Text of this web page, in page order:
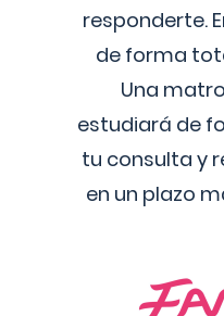
responderte.
de forma
Una
estudiará de
tu consulta y
en un plazo